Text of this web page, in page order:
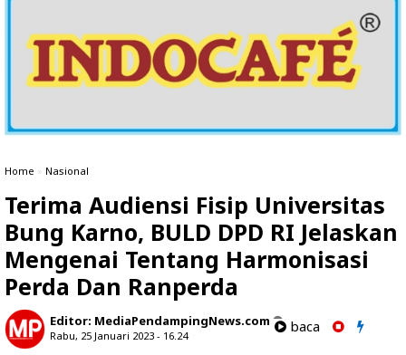
Home » Nasional
Terima Audiensi Fisip Universitas
Bung Karno, BULD DPD RI Jelaskan
Mengenai Tentang Harmonisasi
Perda Dan Ranperda
Editor: MediaPendampingNews.com
Rabu, 25 Januari 2023 - 16.24
baca